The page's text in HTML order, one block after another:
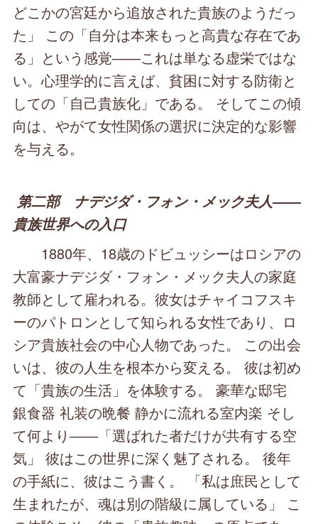
どこかの宮廷から追放された貴族のようだっ
た」 この「自分は本来もっと高貴な存在であ
る」という感覚――これは単なる虚栄ではな
い。心理学的に言えば、貧困に対する防衛と
しての「自己貴族化」である。 そしてこの傾
向は、やがて女性関係の選択に決定的な影響
を与える。
第二部 ナデジダ・フォン・メック夫人――
貴族世界への入口
1880年、18歳のドビュッシーはロシアの
大富豪ナデジダ・フォン・メック夫人の家庭
教師として雇われる。彼女はチャイコフスキ
ーのパトロンとして知られる女性であり、ロ
シア貴族社会の中心人物であった。 この出会
いは、彼の人生を根本から変える。 彼は初め
て「貴族の生活」を体験する。 豪華な邸宅
銀食器 礼装の晩餐 静かに流れる室内楽 そし
て何より――「選ばれた者だけが共有する空
気」 彼はこの世界に深く魅了される。 後年
の手紙に、彼はこう書く。 「私は庶民として
生まれたが、魂は別の階級に属している」 こ